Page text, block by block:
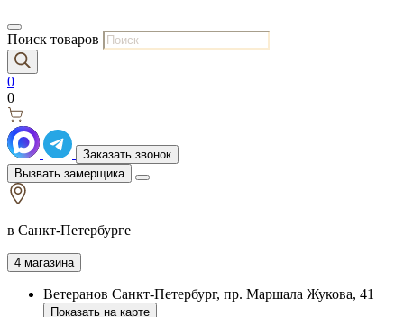
Поиск товаров
0
0
Заказать звонок
Вызвать замерщика
в Санкт-Петербурге
4 магазина
Ветеранов Санкт-Петербург, пр. Маршала Жукова, 41
Показать на карте